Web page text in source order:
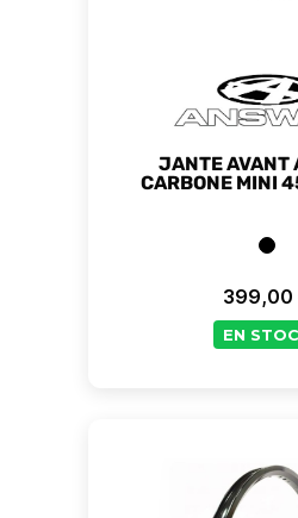
JANTE AVANT
CARBONE MINI
399,00
EN